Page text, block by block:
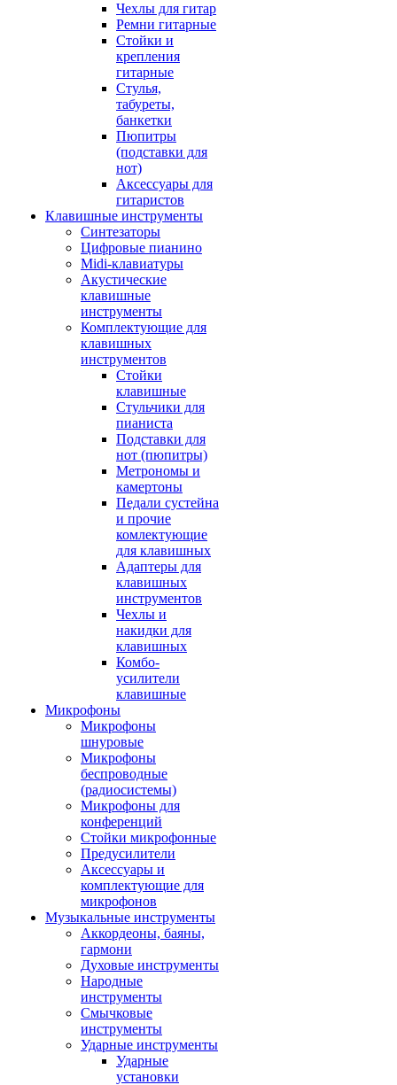
Чехлы для гитар
Ремни гитарные
Стойки и
крепления
гитарные
Стулья,
табуреты,
банкетки
Пюпитры
(подставки для
нот)
Аксессуары для
гитаристов
Клавишные инструменты
Синтезаторы
Цифровые пианино
Midi-клавиатуры
Акустические
клавишные
инструменты
Комплектующие для
клавишных
инструментов
Стойки
клавишные
Стульчики для
пианиста
Подставки для
нот (пюпитры)
Метрономы и
камертоны
Педали сустейна
и прочие
комлектующие
для клавишных
Адаптеры для
клавишных
инструментов
Чехлы и
накидки для
клавишных
Комбо-
усилители
клавишные
Микрофоны
Микрофоны
шнуровые
Микрофоны
беспроводные
(радиосистемы)
Микрофоны для
конференций
Стойки микрофонные
Предусилители
Аксессуары и
комплектующие для
микрофонов
Музыкальные инструменты
Аккордеоны, баяны,
гармони
Духовые инструменты
Народные
инструменты
Смычковые
инструменты
Ударные инструменты
Ударные
установки